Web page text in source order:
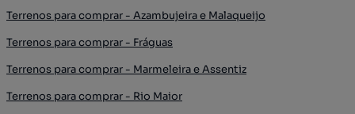
Terrenos para comprar - Azambujeira e Malaqueijo
Terrenos para comprar - Fráguas
Terrenos para comprar - Marmeleira e Assentiz
Terrenos para comprar - Rio Maior